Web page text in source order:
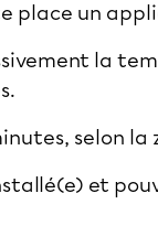
place un
la
selon la
et